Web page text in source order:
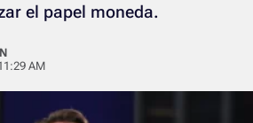
el papel moneda.
AM